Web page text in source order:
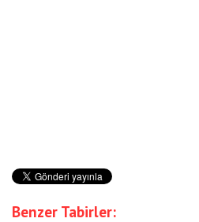
Benzer Tabirler: